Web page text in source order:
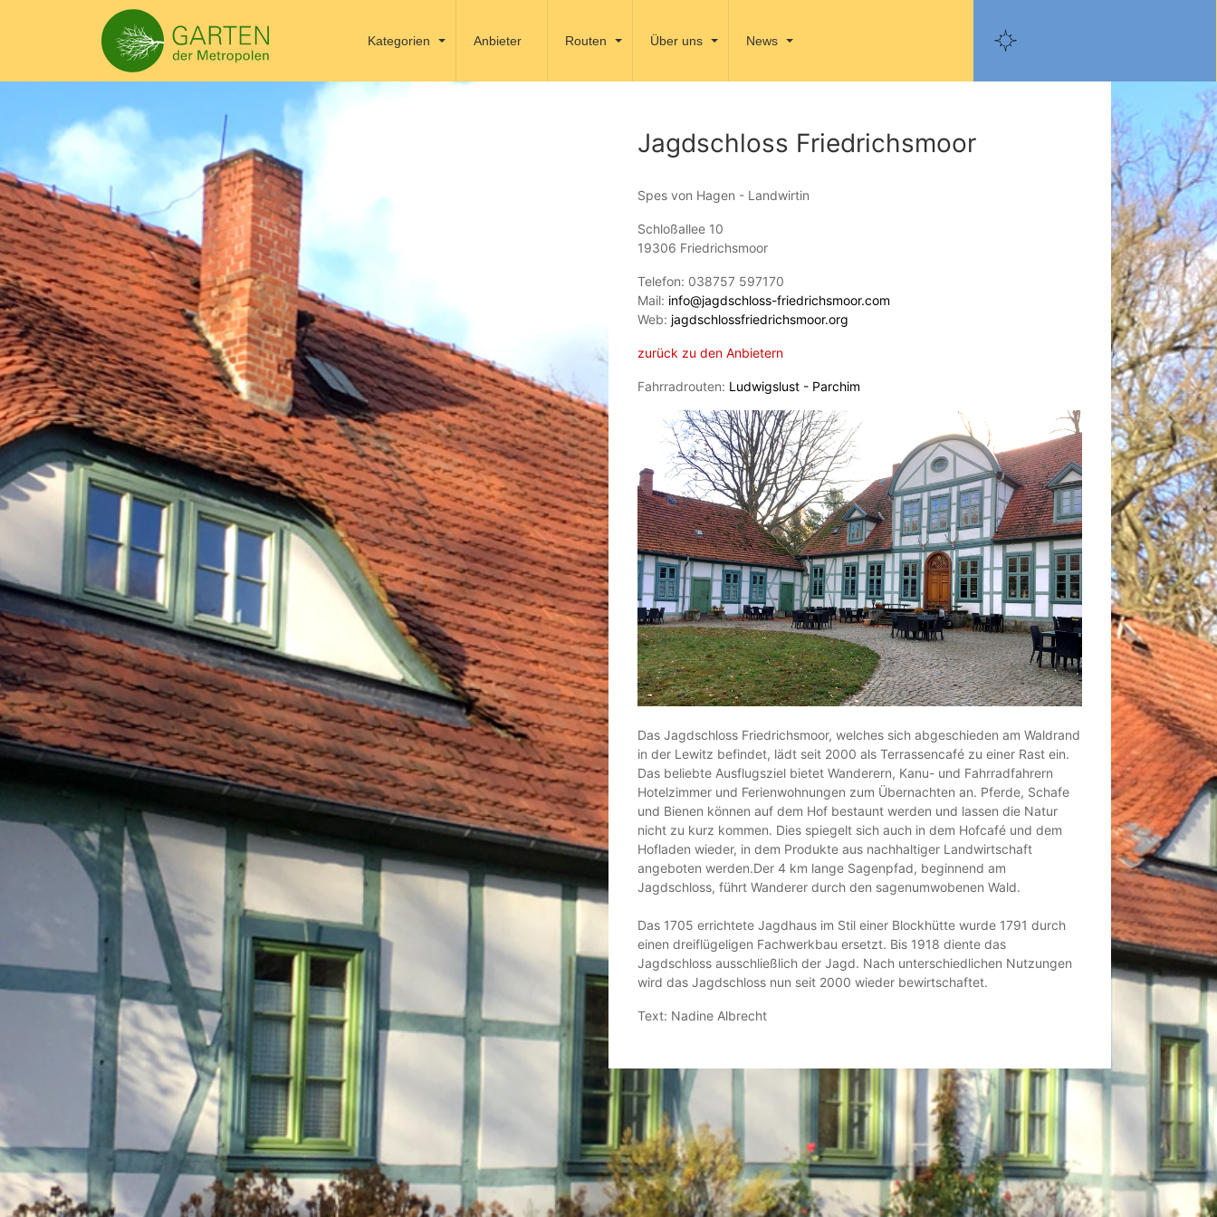
Kategorien Anbieter Routen Über uns News
Jagdschloss Friedrichsmoor
Spes von Hagen - Landwirtin
Schloßallee 10
19306 Friedrichsmoor
Telefon: 038757 597170
Mail: info@jagdschloss-friedrichsmoor.com
Web: jagdschlossfriedrichsmoor.org
zurück zu den Anbietern
Fahrradrouten: Ludwigslust - Parchim
Das Jagdschloss Friedrichsmoor, welches sich abgeschieden am Waldrand
in der Lewitz befindet, lädt seit 2000 als Terrassencafé zu einer Rast ein.
Das beliebte Ausflugsziel bietet Wanderern, Kanu- und Fahrradfahrern
Hotelzimmer und Ferienwohnungen zum Übernachten an. Pferde, Schafe
und Bienen können auf dem Hof bestaunt werden und lassen die Natur
nicht zu kurz kommen. Dies spiegelt sich auch in dem Hofcafé und dem
Hofladen wieder, in dem Produkte aus nachhaltiger Landwirtschaft
angeboten werden.Der 4 km lange Sagenpfad, beginnend am
Jagdschloss, führt Wanderer durch den sagenumwobenen Wald.
Das 1705 errichtete Jagdhaus im Stil einer Blockhütte wurde 1791 durch
einen dreiflügeligen Fachwerkbau ersetzt. Bis 1918 diente das
Jagdschloss ausschließlich der Jagd. Nach unterschiedlichen Nutzungen
wird das Jagdschloss nun seit 2000 wieder bewirtschaftet.
Text: Nadine Albrecht